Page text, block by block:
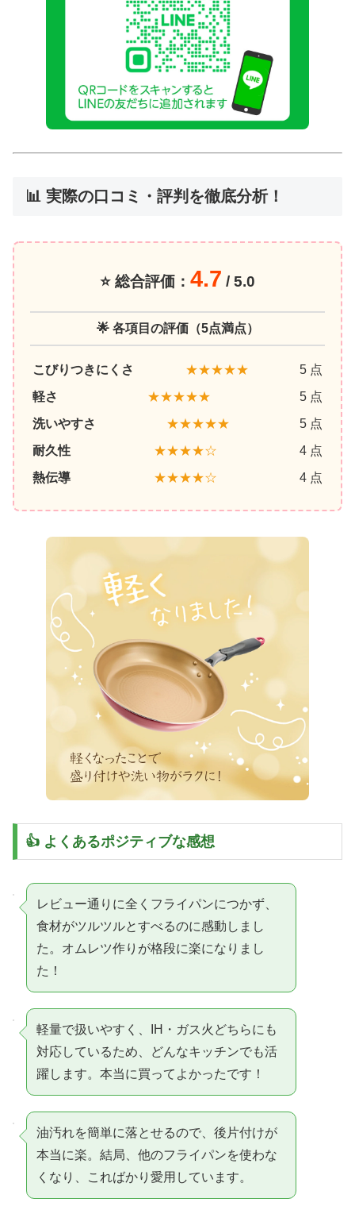
📊 実際の口コミ・評判を徹底分析！
⭐ 総合評価： 4.7 / 5.0
🌟 各項目の評価（5点満点）
こびりつきにくさ ★★★★★
5 点
軽さ
★★★★★
5 点
洗いやすさ
★★★★★
5 点
耐久性
★★★★☆
4 点
熱伝導
★★★★☆ 4 点
👍 よくあるポジティブな感想
レビュー通りに全くフライパンにつかず、
食材がツルツルとすべるのに感動しまし
た。オムレツ作りが格段に楽になりまし
た！
軽量で扱いやすく、IH・ガス火どちらにも
対応しているため、どんなキッチンでも活
躍します。本当に買ってよかったです！
油汚れを簡単に落とせるので、後片付けが
本当に楽。結局、他のフライパンを使わな
くなり、こればかり愛用しています。